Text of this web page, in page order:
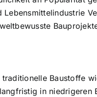
Baustoffe
in niedrigeren